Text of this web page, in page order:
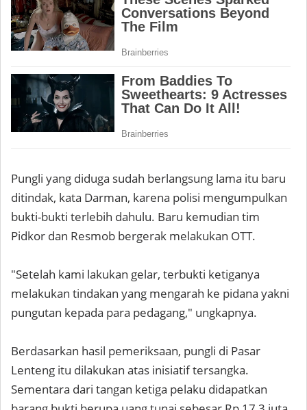
Pungli yang diduga sudah berlangsung lama itu baru
ditindak, kata Darman, karena polisi mengumpulkan
bukti-bukti terlebih dahulu. Baru kemudian tim
Pidkor dan Resmob bergerak melakukan OTT.
"Setelah kami lakukan gelar, terbukti ketiganya
melakukan tindakan yang mengarah ke pidana yakni
pungutan kepada para pedagang," ungkapnya.
Berdasarkan hasil pemeriksaan, pungli di Pasar
Lenteng itu dilakukan atas inisiatif tersangka.
Sementara dari tangan ketiga pelaku didapatkan